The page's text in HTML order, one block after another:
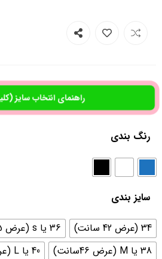
راهنمای انتخاب سایز
رنگ بندی
سایز بندی
34 (عرض 42 سانت)
36 یا s (عرض 45 سانت)
38 یا M (عرض 46سانت)
40 یا L (عرض 48 سانت)